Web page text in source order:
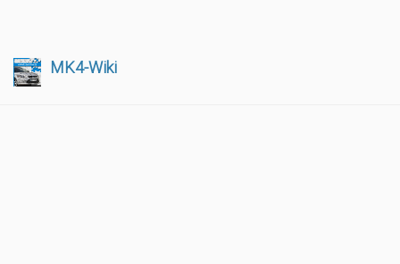
MK4-Wiki